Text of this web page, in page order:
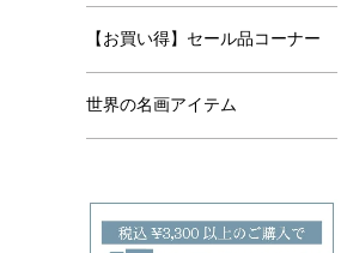
【お買い得】セール品コーナー
世界の名画アイテム